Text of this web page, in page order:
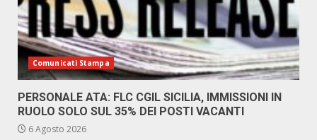
Comunicati Stampa
PERSONALE ATA: FLC CGIL SICILIA, IMMISSIONI IN
RUOLO SOLO SUL 35% DEI POSTI VACANTI
6 Agosto 2026